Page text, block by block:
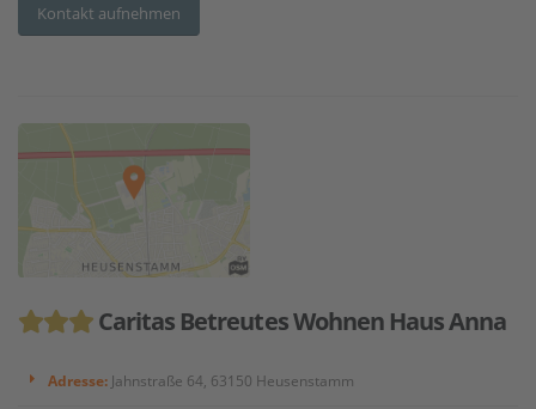
Kontakt aufnehmen
Caritas Betreutes Wohnen Haus Anna
Adresse: Jahnstraße 64, 63150 Heusenstamm